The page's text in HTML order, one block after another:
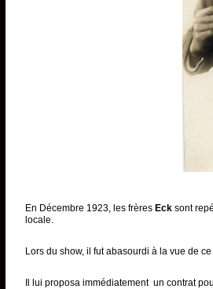
En Décembre 1923, les frères Eck sont
locale.
Lors du show, il fut abasourdi à la vue de
Il lui proposa immédiatement un contrat